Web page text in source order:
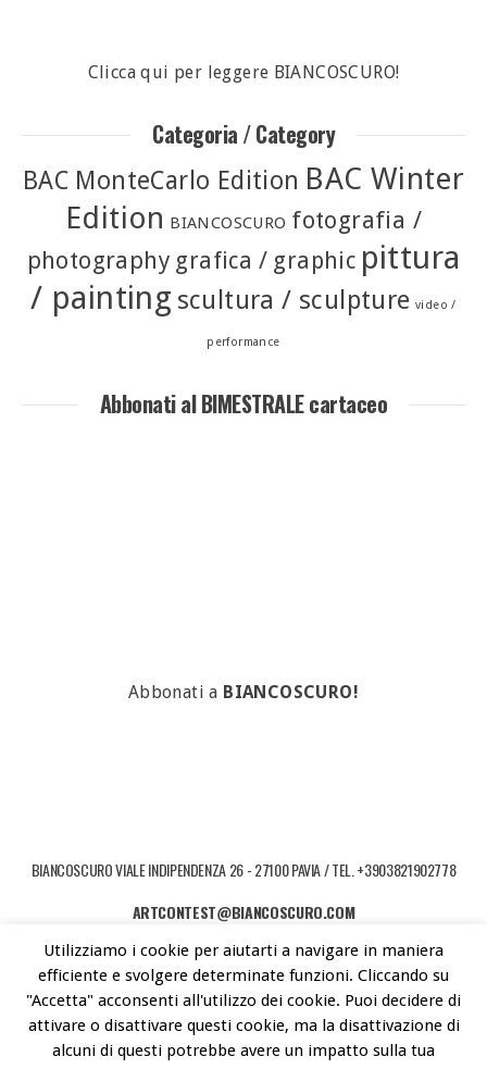
Clicca qui per leggere BIANCOSCURO!
Categoria / Category
BAC MonteCarlo Edition BAC Winter
Edition BIANCOSCURO fotografia /
photography grafica / graphic pittura
/ painting scultura / sculpture video /
performance
Abbonati al BIMESTRALE cartaceo
Abbonati a BIANCOSCURO!
BIANCOSCURO VIALE INDIPENDENZA 26 - 27100 PAVIA / TEL. +3903821902778
ARTCONTEST@BIANCOSCURO.COM
COPYRIGHT © 2026 ART CONTEST. POWERED BY LIBEREMENTI - IDEE PER
L'ARTE CONTEMPORANEA
Utilizziamo i cookie per aiutarti a navigare in maniera
efficiente e svolgere determinate funzioni. Cliccando su
"Accetta" acconsenti all'utilizzo dei cookie. Puoi decidere di
attivare o disattivare questi cookie, ma la disattivazione di
alcuni di questi potrebbe avere un impatto sulla tua